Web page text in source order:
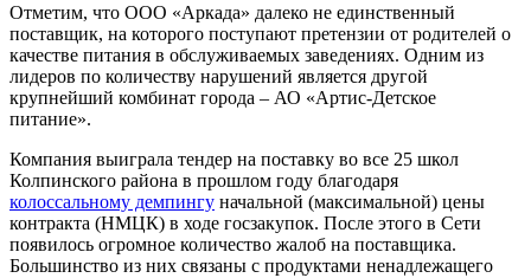
Отметим, что ООО «Аркада» далеко не единственный
поставщик, на которого поступают претензии от родителей о
качестве питания в обслуживаемых заведениях. Одним из
лидеров по количеству нарушений является другой
крупнейший комбинат города – АО «Артис-Детское
питание».
Компания выиграла тендер на поставку во все 25 школ
Колпинского района в прошлом году благодаря
колоссальному демпингу начальной (максимальной) цены
контракта (НМЦК) в ходе госзакупок. После этого в Сети
появилось огромное количество жалоб на поставщика.
Большинство из них связаны с продуктами ненадлежащего